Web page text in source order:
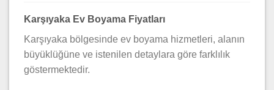
Karşıyaka Ev Boyama Fiyatları
Karşıyaka bölgesinde ev boyama hizmetleri, alanın
büyüklüğüne ve istenilen detaylara göre farklılık
göstermektedir.